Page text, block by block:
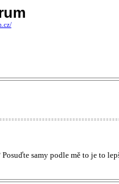
samy podle mě to je to